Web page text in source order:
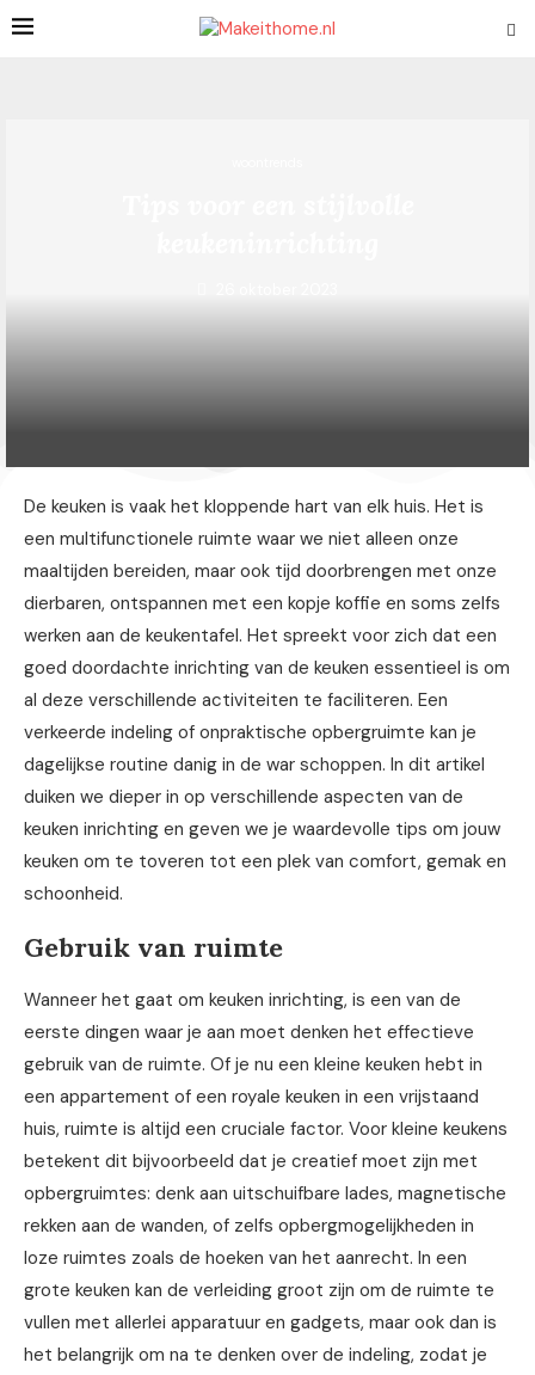
De keuken is vaak het kloppende hart van elk huis. Het is
een multifunctionele ruimte waar we niet alleen onze
maaltijden bereiden, maar ook tijd doorbrengen met onze
dierbaren, ontspannen met een kopje koffie en soms zelfs
werken aan de keukentafel. Het spreekt voor zich dat een
goed doordachte inrichting van de keuken essentieel is om
al deze verschillende activiteiten te faciliteren. Een
verkeerde indeling of onpraktische opbergruimte kan je
dagelijkse routine danig in de war schoppen. In dit artikel
duiken we dieper in op verschillende aspecten van de
keuken inrichting en geven we je waardevolle tips om jouw
keuken om te toveren tot een plek van comfort, gemak en
schoonheid.
Gebruik van ruimte
Wanneer het gaat om keuken inrichting, is een van de
eerste dingen waar je aan moet denken het effectieve
gebruik van de ruimte. Of je nu een kleine keuken hebt in
een appartement of een royale keuken in een vrijstaand
huis, ruimte is altijd een cruciale factor. Voor kleine keukens
betekent dit bijvoorbeeld dat je creatief moet zijn met
opbergruimtes: denk aan uitschuifbare lades, magnetische
rekken aan de wanden, of zelfs opbergmogelijkheden in
loze ruimtes zoals de hoeken van het aanrecht. In een
grote keuken kan de verleiding groot zijn om de ruimte te
vullen met allerlei apparatuur en gadgets, maar ook dan is
het belangrijk om na te denken over de indeling, zodat je